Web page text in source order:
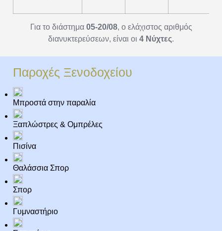
Για το διάστημα 05-20/08, ο ελάχιστος αριθμός
διανυκτερεύσεων, είναι οι 4 Νύχτες.
Παροχές Ξενοδοχείου
Μπροστά στην παραλία
Ξαπλώστρες & Ομπρέλες
Πισίνα
Θαλάσσια Σπορ
Σπορ
Γυμναστήριο